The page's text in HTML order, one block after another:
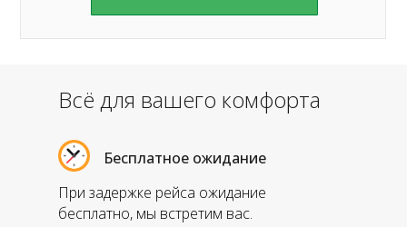
При задержке рейса ожидание
бесплатно, мы встретим вас.
Бесплатное ожидание
Всё для вашего комфорта